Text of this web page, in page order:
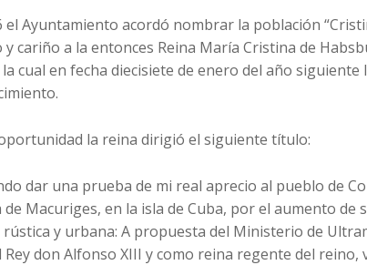
el Ayuntamiento acordó nombrar la población
y cariño a la entonces Reina María Cristina de
la cual en fecha diecisiete de enero del año
la reina dirigió el siguiente título:
dar una prueba de mi real aprecio al pueblo de
de Macuriges, en la isla de Cuba, por el aumento de
rústica y urbana: A propuesta del Ministerio de
Rey don Alfonso XIII y como reina regente del